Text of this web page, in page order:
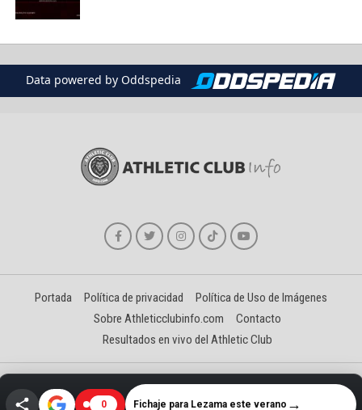
Data powered by Oddspedia
Portada Política de privacidad
Política de Uso de Imágenes
Sobre Athleticclubinfo.com
Contacto
Resultados en vivo del Athletic Club
Creado y gestionado por David Benéitez Landeta
0 Fichaje para Lezama este verano →